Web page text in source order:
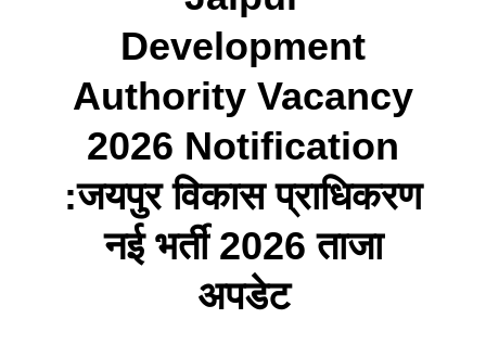
Development
Authority Vacancy
2026 Notification
:जयपुर विकास प्राधिकरण
नई भर्ती 2026 ताजा
अपडेट